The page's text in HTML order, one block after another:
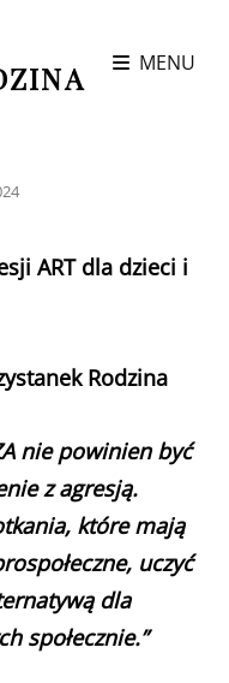
MENU
ART dla dzieci i
Rodzina
nie powinien być
z agresją.
które mają
uczyć
dla
społecznie.”